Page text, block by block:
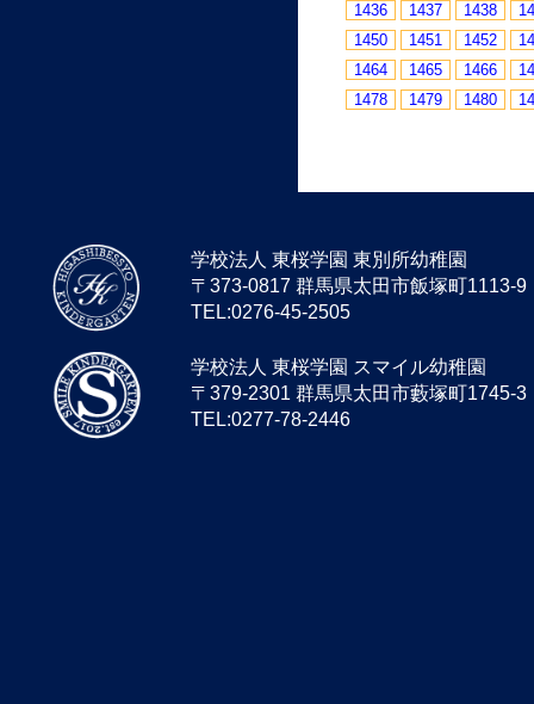
1436
1437 1438
1450
1451 1452
1464
1465 1466
1478
1479 1480
学校法人 東桜学園 東別所幼稚園
〒373-0817 群馬県太田市飯塚町1113-9
TEL:0276-45-2505
学校法人 東桜学園 スマイル幼稚園
〒379-2301 群馬県太田市藪塚町1745-3
TEL:0277-78-2446